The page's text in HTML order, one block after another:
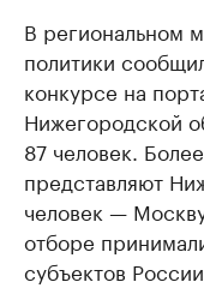
В региональном
политики
конкурсе на
Нижегородской
87 человек.
представляют
человек —
отборе
субъектов